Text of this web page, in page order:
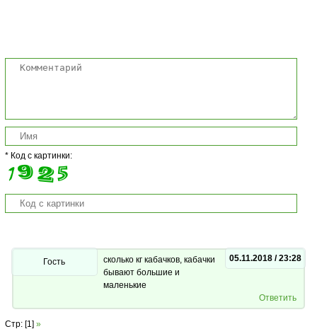
* Код с картинки:
05.11.2018 / 23:28
Гость
сколько кг кабачков, кабачки
бывают большие и
маленькие
Ответить
Стр: [1] »